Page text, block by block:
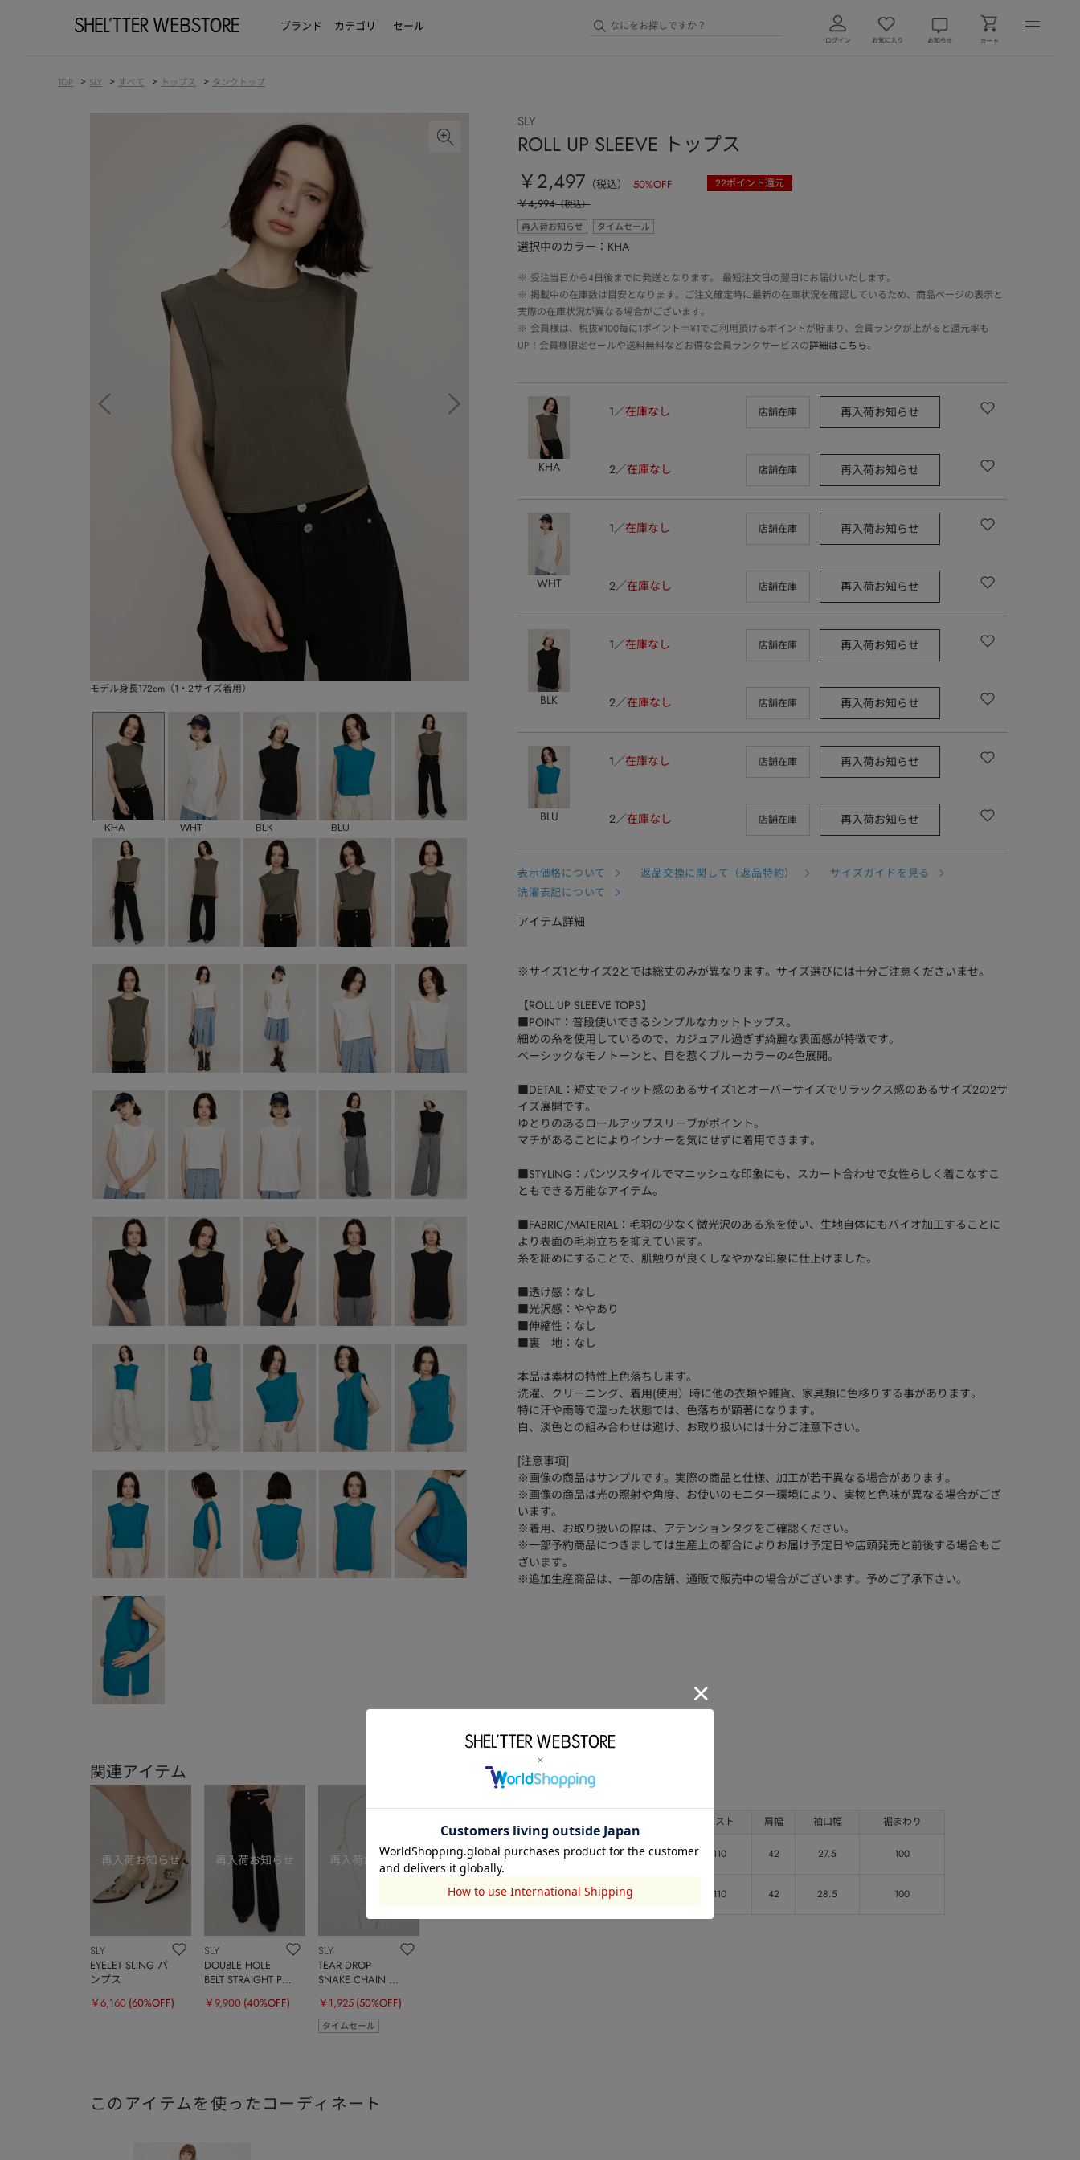
ブランド カテゴリ セール
TOP > SLY > すべて > トップス > タンクトップ
モデル身長172cm（1・2サイズ着用）
KHA WHT BLK BLU
関連アイテム
SLY
EYELET SLING パ
ンプス
￥6,160 (60%OFF)
SLY
DOUBLE HOLE
BELT STRAIGHT PT-
￥9,900 (40%OFF)
SLY
TEAR DROP
SNAKE CHAIN ネ
￥1,925 (50%OFF)
タイムセール
SLY
ROLL UP SLEEVE トップス
￥2,497 （税込） 50%OFF 22ポイント還元
￥4,994（税込）
再入荷お知らせ
タイムセール
選択中のカラー：KHA
※ 受注当日から4日後までに発送となります。 最短注文日の翌日にお届けいたします。
※ 掲載中の在庫数は目安となります。ご注文確定時に最新の在庫状況を確認しているため、商品ページの表示と
実際の在庫状況が異なる場合がございます。
※ 会員様は、税抜¥100毎に1ポイント＝¥1でご利用頂けるポイントが貯まり、会員ランクが上がると還元率も
UP！会員様限定セールや送料無料などお得な会員ランクサービスの詳細はこちら。
KHA
1 在庫なし 店舗在庫 再入荷お知らせ
2 在庫なし 店舗在庫 再入荷お知らせ
WHT
1 在庫なし 店舗在庫 再入荷お知らせ
2 在庫なし 店舗在庫 再入荷お知らせ
BLK
1 在庫なし 店舗在庫 再入荷お知らせ
2 在庫なし 店舗在庫 再入荷お知らせ
BLU
1 在庫なし 店舗在庫 再入荷お知らせ
2 在庫なし 店舗在庫 再入荷お知らせ
表示価格について 返品交換に関して（返品特約）
サイズガイドを見る
洗濯表記について
アイテム詳細
※サイズ1とサイズ2とでは総丈のみが異なります。サイズ選びには十分ご注意くださいませ。
【ROLL UP SLEEVE TOPS】
■POINT：普段使いできるシンプルなカットトップス。
細めの糸を使用しているので、カジュアル過ぎず綺麗な表面感が特徴です。
ベーシックなモノトーンと、目を惹くブルーカラーの4色展開。
■DETAIL：短丈でフィット感のあるサイズ1とオーバーサイズでリラックス感のあるサイズ2の2サ
イズ展開です。
ゆとりのあるロールアップスリーブがポイント。
マチがあることによりインナーを気にせずに着用できます。
■STYLING：パンツスタイルでマニッシュな印象にも、スカート合わせで女性らしく着こなすこ
ともできる万能なアイテム。
■FABRIC/MATERIAL：毛羽の少なく微光沢のある糸を使い、生地自体にもバイオ加工することに
より表面の毛羽立ちを抑えています。
糸を細めにすることで、肌触りが良くしなやかな印象に仕上げました。
■透け感：なし
■光沢感：ややあり
■伸縮性：なし
■裏 地：なし
本品は素材の特性上色落ちします。
洗濯、クリーニング、着用(使用）時に他の衣類や雑貨、家具類に色移りする事があります。
特に汗や雨等で湿った状態では、色落ちが顕著になります。
白、淡色との組み合わせは避け、お取り扱いには十分ご注意下さい。
[注意事項]
※画像の商品はサンプルです。実際の商品と仕様、加工が若干異なる場合があります。
※画像の商品は光の照射や角度、お使いのモニター環境により、実物と色味が異なる場合がござ
います。
※着用、お取り扱いの際は、アテンションタグをご確認ください。
※一部予約商品につきましては生産上の都合によりお届け予定日や店頭発売と前後する場合もご
ざいます。
※追加生産商品は、一部の店舗、通販で販売中の場合がございます。予めご了承下さい。
素材
コットン100
洗濯表示
バスト 肩幅 袖口幅 裾まわり
1 47 110 42 27.5 100
2 110 42 28.5 100
このアイテムを使ったコーディネート